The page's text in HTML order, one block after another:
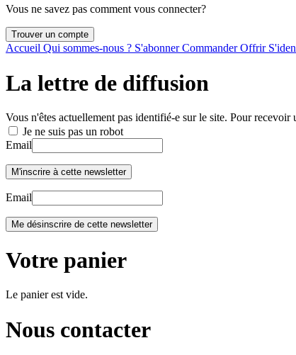
Vous ne savez pas comment vous connecter?
Accueil Qui sommes-nous ? S'abonnerCommanderOffrir
La lettre de diffusion
Vous n'êtes actuellement pas identifié-e sur le site. Pour
Je ne suis pas un robot
Email
Email
Votre panier
Le panier est vide.
Nous contacter